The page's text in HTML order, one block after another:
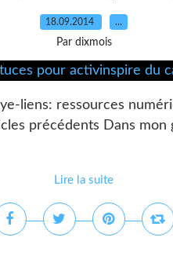
18.09.2014 …
Par dixmois
liens: ressources
précédents Dans
Lire la suite